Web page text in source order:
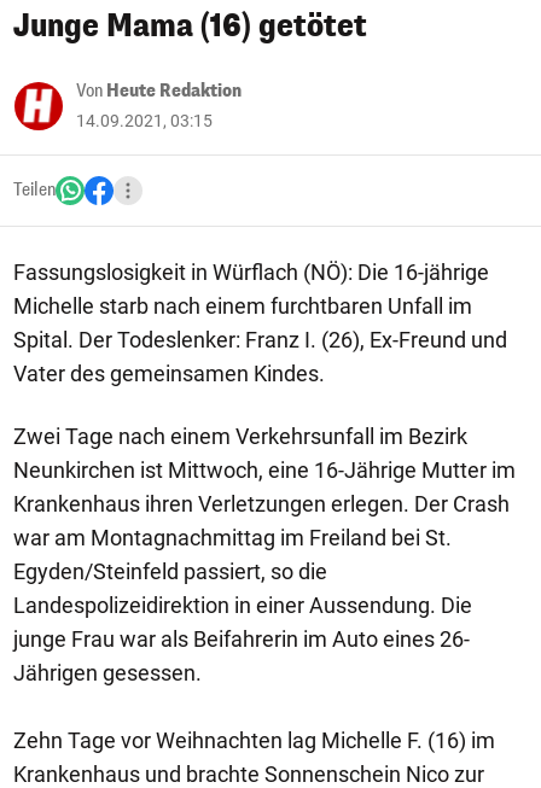
Junge Mama (16) getötet
Von Heute Redaktion
14.09.2021, 03:15
Teilen
Fassungslosigkeit in Würflach (NÖ): Die 16-jährige
Michelle starb nach einem furchtbaren Unfall im
Spital. Der Todeslenker: Franz I. (26), Ex-Freund und
Vater des gemeinsamen Kindes.
Zwei Tage nach einem Verkehrsunfall im Bezirk
Neunkirchen ist Mittwoch, eine 16-Jährige Mutter im
Krankenhaus ihren Verletzungen erlegen. Der Crash
war am Montagnachmittag im Freiland bei St.
Egyden/Steinfeld passiert, so die
Landespolizeidirektion in einer Aussendung. Die
junge Frau war als Beifahrerin im Auto eines 26-
Jährigen gesessen.
Zehn Tage vor Weihnachten lag Michelle F. (16) im
Krankenhaus und brachte Sonnenschein Nico zur